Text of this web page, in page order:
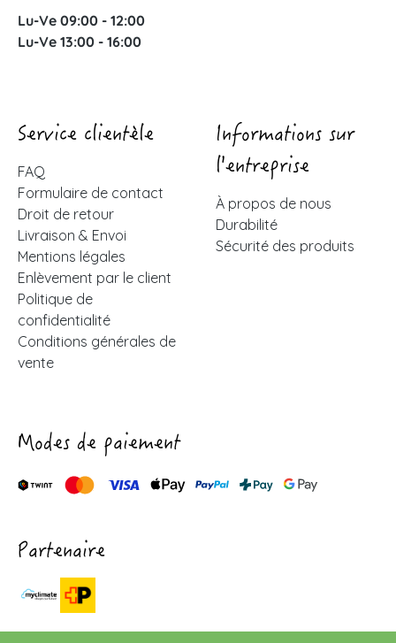
Lu-Ve 09:00 - 12:00
Lu-Ve 13:00 - 16:00
Service clientèle
FAQ
Formulaire de contact
Droit de retour
Livraison & Envoi
Mentions légales
Enlèvement par le client
Politique de
confidentialité
Conditions générales de
vente
Informations sur
l'entreprise
À propos de nous
Durabilité
Sécurité des produits
Modes de paiement
Partenaire